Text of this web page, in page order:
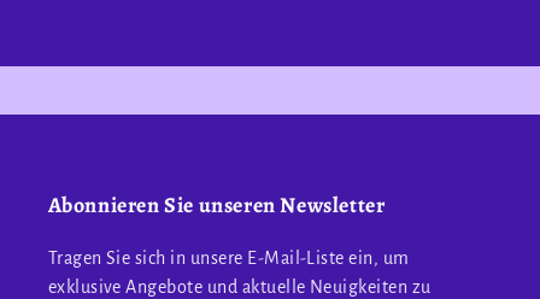
Abonnieren Sie unseren Newsletter
Tragen Sie sich in unsere E-Mail-Liste ein, um
exklusive Angebote und aktuelle Neuigkeiten zu